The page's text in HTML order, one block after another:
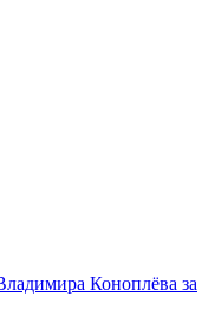
Коноплёва за